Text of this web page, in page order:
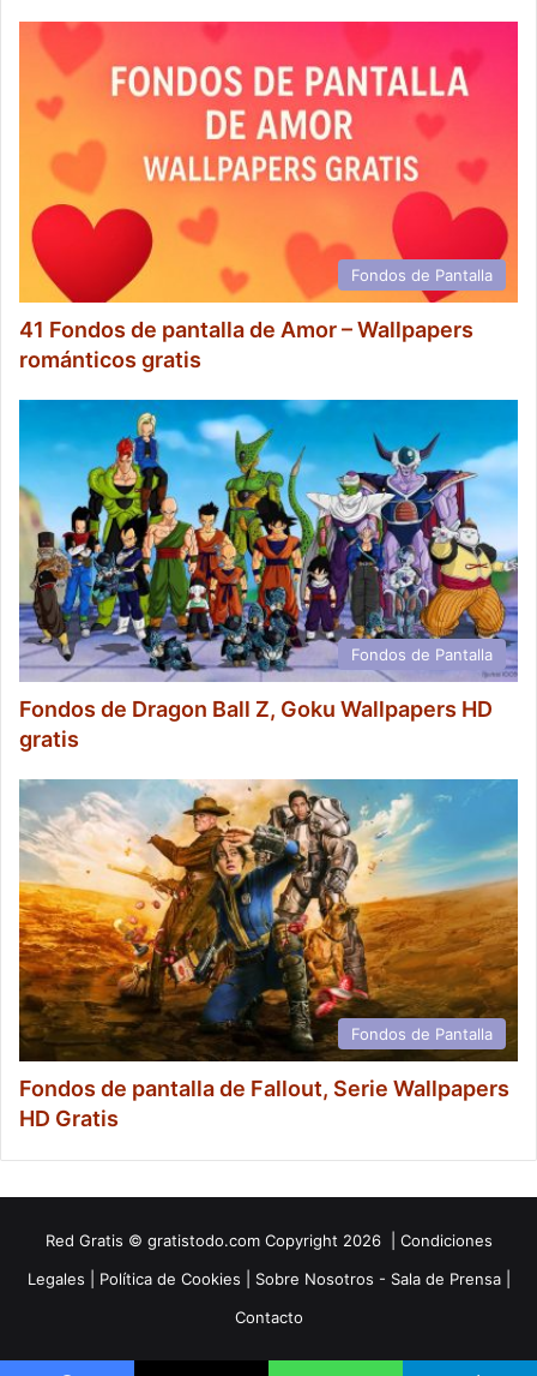
Fondos de Pantalla
41 Fondos de pantalla de Amor – Wallpapers
románticos gratis
Fondos de Pantalla
Fondos de Dragon Ball Z, Goku Wallpapers HD
gratis
Fondos de Pantalla
Fondos de pantalla de Fallout, Serie Wallpapers
HD Gratis
Red Gratis © gratistodo.com Copyright 2026 | Condiciones
Legales
Política de Cookies Sobre Nosotros - Sala de Prensa|
Contacto